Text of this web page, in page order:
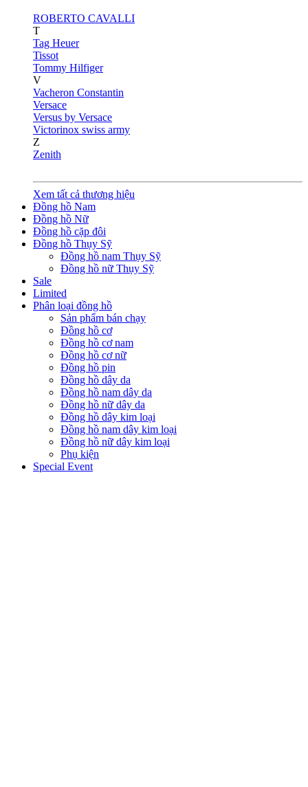
ROBERTO CAVALLI
T
Tag Heuer
Tissot
Tommy Hilfiger
V
Vacheron Constantin
Versace
Versus by Versace
Victorinox swiss army
Z
Zenith
Xem tất cả thương hiệu
Đồng hồ Nam
Đồng hồ Nữ
Đồng hồ cặp đôi
Đồng hồ Thụy Sỹ
Đồng hồ nam Thụy Sỹ
Đồng hồ nữ Thụy Sỹ
Sale
Limited
Phân loại đồng hồ
Sản phẩm bán chạy
Đồng hồ cơ
Đồng hồ cơ nam
Đồng hồ cơ nữ
Đồng hồ pin
Đồng hồ dây da
Đồng hồ nam dây da
Đồng hồ nữ dây da
Đồng hồ dây kim loại
Đồng hồ nam dây kim loại
Đồng hồ nữ dây kim loại
Phụ kiện
Special Event